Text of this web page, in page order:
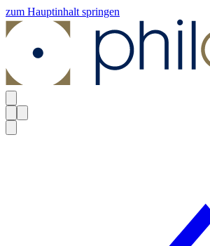
zum Hauptinhalt springen